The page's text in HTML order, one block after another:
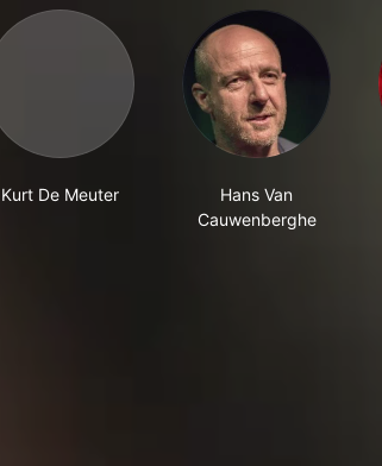
Kurt De Meuter
Hans Van
Cauwenberghe